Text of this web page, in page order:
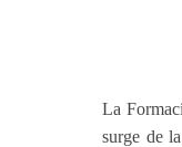
La
surge de